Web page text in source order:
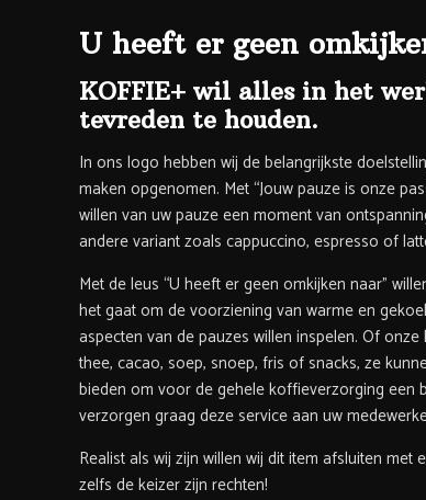
U heeft er geen
KOFFIE+ wil alles in het
tevreden te houden.
In ons logo hebben wij de belangrijkste
maken opgenomen. Met “Jouw pauze is onze
willen van uw pauze een moment van
andere variant zoals cappuccino, espresso of
Met de leus “U heeft er geen omkijken naar”
het gaat om de voorziening van warme en
aspecten van de pauzes willen inspelen. Of
thee, cacao, soep, snoep, fris of snacks, ze
bieden om voor de gehele koffieverzorging een
verzorgen graag deze service aan uw
Realist als wij zijn willen wij dit item afsluiten
zelfs de keizer zijn rechten!